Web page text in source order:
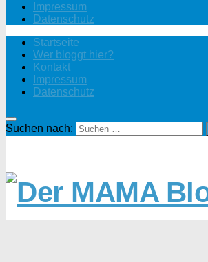
Impressum
Datenschutz
Startseite
Wer bloggt hier?
Kontakt
Impressum
Datenschutz
Suchen nach: